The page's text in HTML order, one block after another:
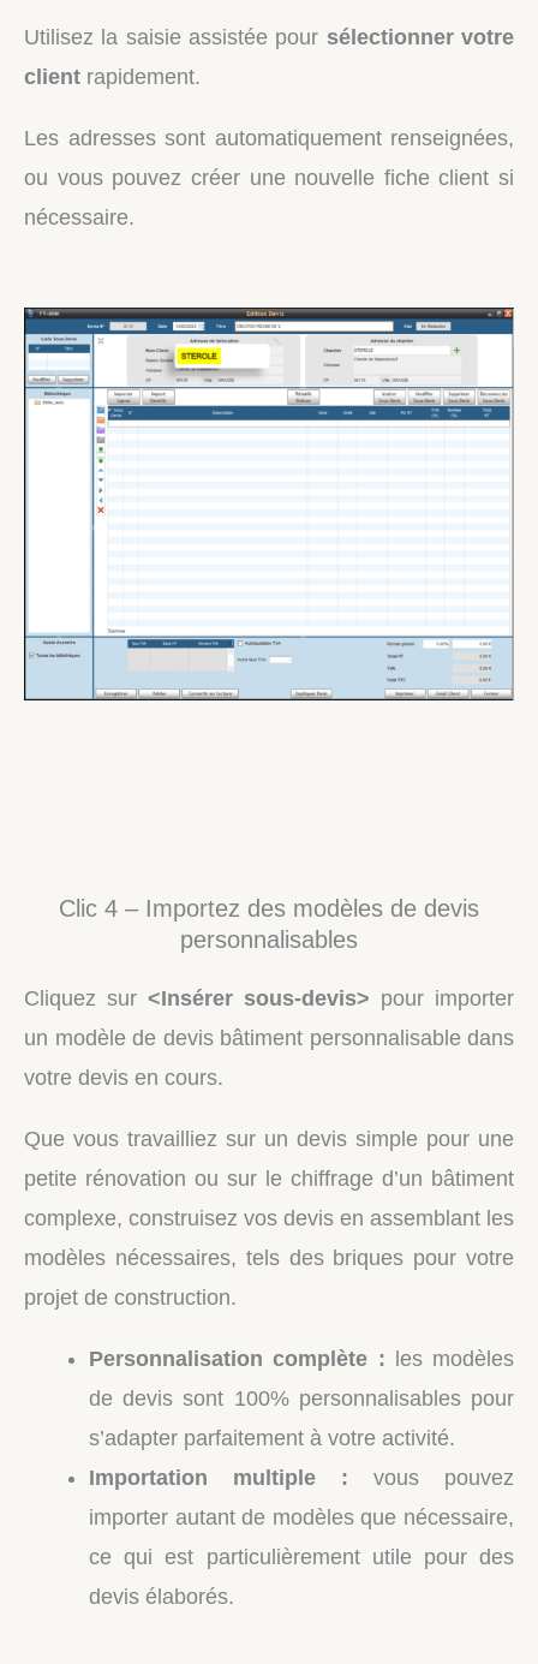
Utilisez la saisie assistée pour sélectionner votre
client rapidement.
Les adresses sont automatiquement renseignées,
ou vous pouvez créer une nouvelle fiche client si
nécessaire.
Clic 4 – Importez des modèles de devis
personnalisables
Cliquez sur <Insérer sous-devis> pour importer
un modèle de devis bâtiment personnalisable dans
votre devis en cours.
Que vous travailliez sur un devis simple pour une
petite rénovation ou sur le chiffrage d’un bâtiment
complexe, construisez vos devis en assemblant les
modèles nécessaires, tels des briques pour votre
projet de construction.
Personnalisation complète : les modèles
de devis sont 100% personnalisables pour
s’adapter parfaitement à votre activité.
Importation multiple : vous pouvez
importer autant de modèles que nécessaire,
ce qui est particulièrement utile pour des
devis élaborés.